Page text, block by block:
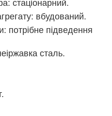
стаціонарний.
вбудований.
потрібне підведення
сталь.